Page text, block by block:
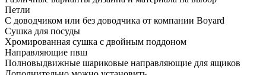
Петли
С доводчиком или без доводчика от компании Boyard
Сушка для посуды
Хромированная сушка с двойным поддоном
Направляющие пвш
Полновыдвижные шариковые направляющие для ящиков